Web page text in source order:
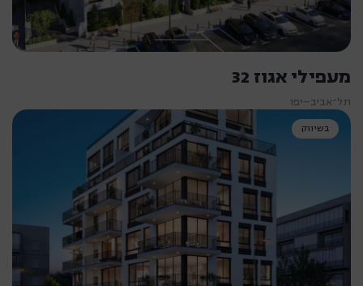
מעפילי אגוז 32
תל־אביב–יפו
בשיווק